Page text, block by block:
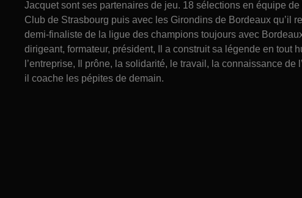
Jacquet sont ses partenaires de jeu. 18 sélections en équipe
Club de Strasbourg puis avec les Girondins de Bordeaux qu’il
demi-finaliste de la ligue des champions toujours avec
dirigeant, formateur, président, Il a construit sa légende en tout
l’entreprise, Il prône, la solidarité, le travail, la connaissance
il coache les pépites de demain.